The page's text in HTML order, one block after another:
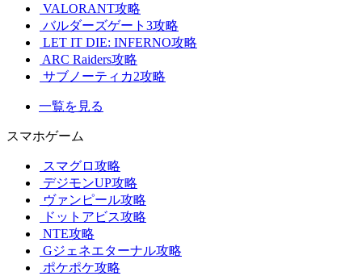
VALORANT攻略
バルダーズゲート3攻略
LET IT DIE: INFERNO攻略
ARC Raiders攻略
サブノーティカ2攻略
一覧を見る
スマホゲーム
スマグロ攻略
デジモンUP攻略
ヴァンピール攻略
ドットアビス攻略
NTE攻略
Gジェネエターナル攻略
ポケポケ攻略